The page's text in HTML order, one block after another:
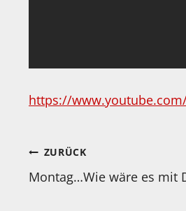
https://
ZURÜCK
Montag…Wie wäre es mit